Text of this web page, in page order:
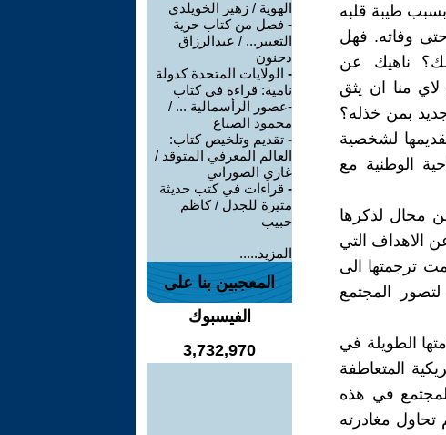
طيبة قلبه
وفاته. فهل
ناهيك عن
منا ان يثق
بمن خذله؟
لشخصية
الوطنية مع
مجال لذكرها
الاهداف التي
ترجمتها الى
المجتمع
الطويلة في
المتعاطفة
في هذه
تحاول مغادرته
الهوية / زهير الخويلدي
- فصل من كتاب حرية
التعبير... / عبدالرزاق
دحنون
- الولايات المتحدة كدولة
نامية: قراءة في كتاب
-عصور الرأسمالية ... /
محمود الصباغ
- تقديم وتلخيص كتاب:
العالم المعرفي المتوقد /
غازي الصوراني
- قراءات في كتب حديثة
مثيرة للجدل / كاظم
حبيب
المزيد.....
المعجبين بنا على
الفيسبوك
3,732,970